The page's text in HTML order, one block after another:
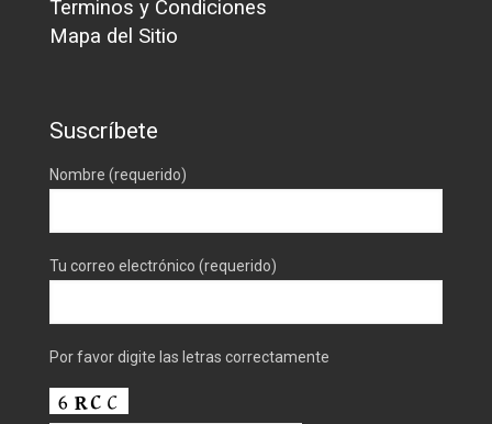
Terminos y Condiciones
Mapa del Sitio
Suscríbete
Nombre (requerido)
Tu correo electrónico (requerido)
Por favor digite las letras correctamente